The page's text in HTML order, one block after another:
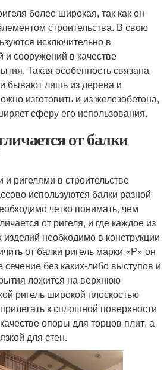
более широкая, так как он
строительства. В свою
исключительно в
и сооружений в качестве
Такая особенность связана
бывают лишь из дерева и
изготовить и из железобетона,
сферу его использования.
от балки
ригелями в строительстве
используются балки разной
четко понимать, чем
от ригеля, и где каждое из
необходимо в конструкции
от балки ригель марки «Р» он
без каких-либо выступов и
ложится на верхнюю
ригель широкой плоскостью
к сплошной поверхности
опоры для торцов плит, а
для стен.